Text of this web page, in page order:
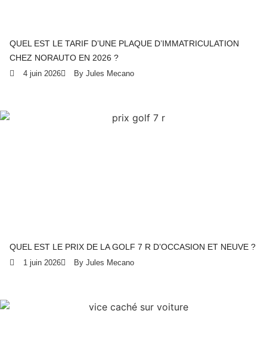
QUEL EST LE TARIF D’UNE PLAQUE D’IMMATRICULATION
CHEZ NORAUTO EN 2026 ?
4 juin 2026 By Jules Mecano
QUEL EST LE PRIX DE LA GOLF 7 R D’OCCASION ET NEUVE ?
1 juin 2026 By Jules Mecano